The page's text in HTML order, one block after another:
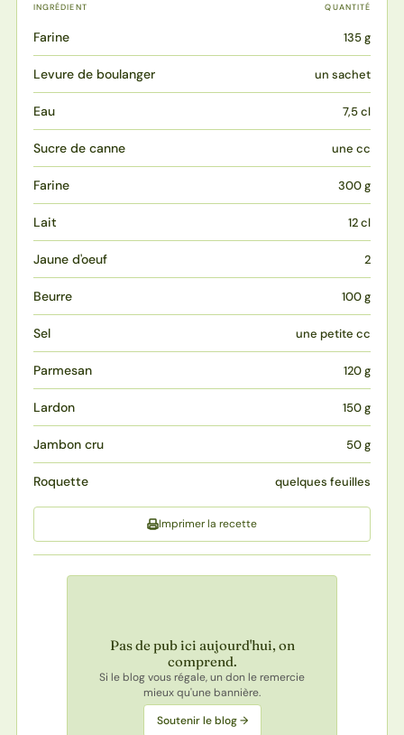
INGRÉDIENT QUANTITÉ
Farine 135 g
Levure de boulanger un sachet
Eau 7,5 cl
Sucre de canne une cc
Farine 300 g
Lait 12 cl
Jaune d'oeuf 2
Beurre 100 g
Sel une petite cc
Parmesan 120 g
Lardon 150 g
Jambon cru 50 g
Roquette quelques feuilles
Imprimer la recette
Pas de pub ici aujourd'hui, on
comprend.
Si le blog vous régale, un don le remercie
mieux qu'une bannière.
Soutenir le blog →